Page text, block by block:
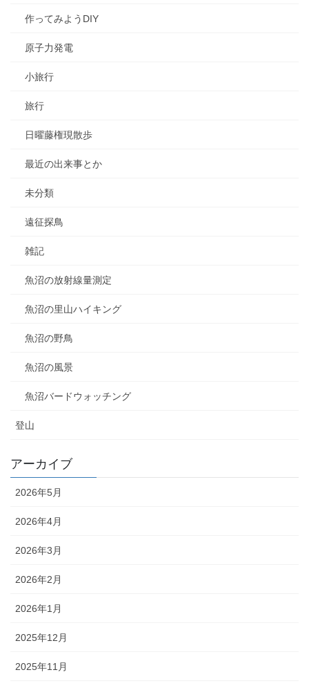
作ってみようDIY
原子力発電
小旅行
旅行
日曜藤権現散歩
最近の出来事とか
未分類
遠征探鳥
雑記
魚沼の放射線量測定
魚沼の里山ハイキング
魚沼の野鳥
魚沼の風景
魚沼バードウォッチング
登山
アーカイブ
2026年5月
2026年4月
2026年3月
2026年2月
2026年1月
2025年12月
2025年11月